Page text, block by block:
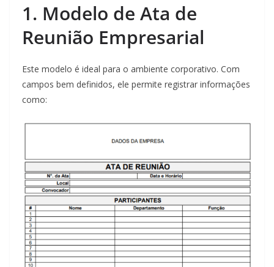
1. Modelo de Ata de
Reunião Empresarial
Este modelo é ideal para o ambiente corporativo. Com
campos bem definidos, ele permite registrar informações
como: